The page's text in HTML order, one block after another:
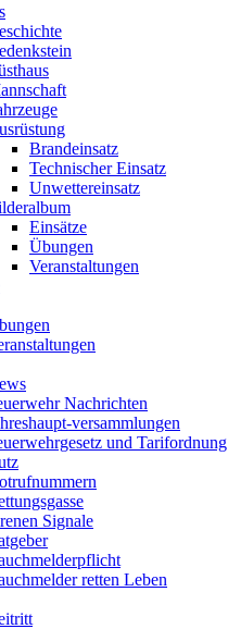
Brandeinsatz
Technischer Einsatz
Unwettereinsatz
Einsätze
Übungen
Veranstaltungen
Nachrichten
versammlungen
und Tarifordnung
Signale
retten Leben